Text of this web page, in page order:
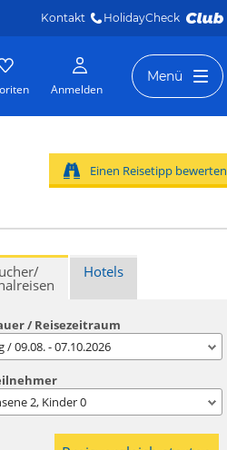
Kontakt HolidayCheck
Anmelden
Menü
Einen Reisetipp bewerten
Hotels
/ Reisezeitraum
/ 09.08. - 07.10.2026
2, Kinder0